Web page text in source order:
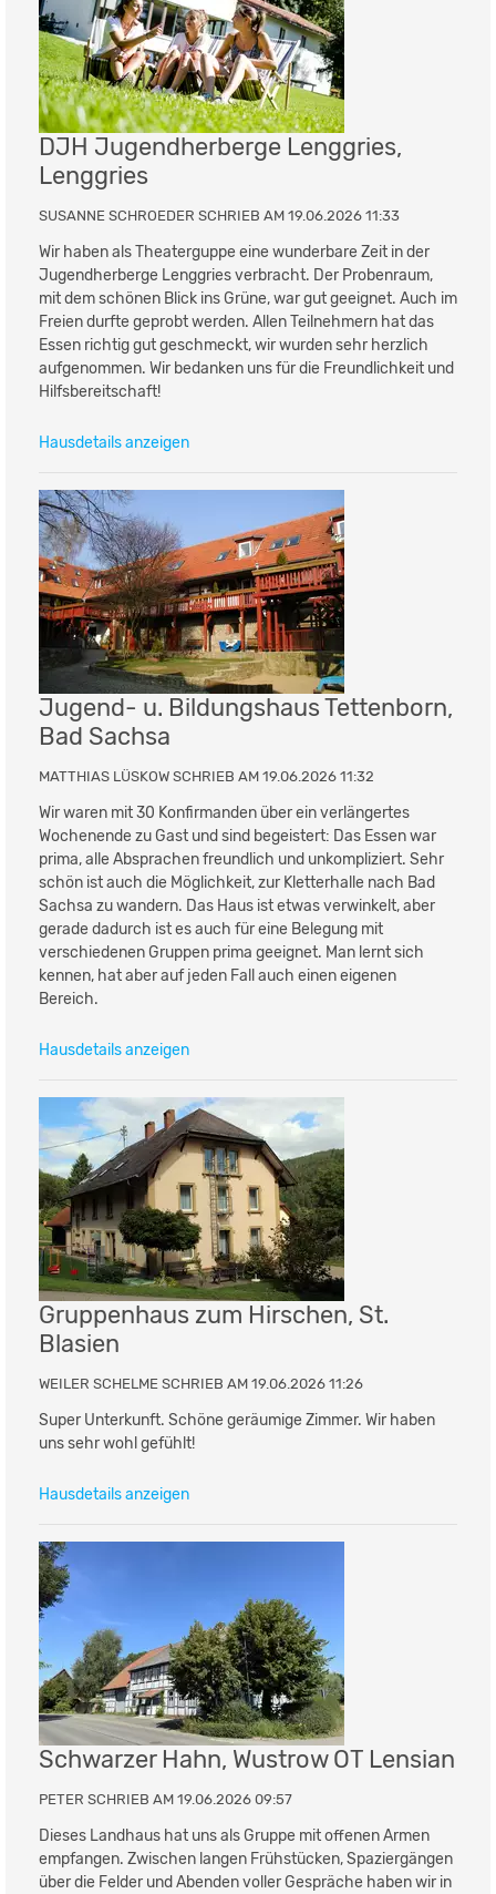
DJH Jugendherberge Lenggries,
Lenggries
SUSANNE SCHROEDER SCHRIEB AM 19.06.2026 11:33
Wir haben als Theaterguppe eine wunderbare Zeit in der
Jugendherberge Lenggries verbracht. Der Probenraum,
mit dem schönen Blick ins Grüne, war gut geeignet. Auch im
Freien durfte geprobt werden. Allen Teilnehmern hat das
Essen richtig gut geschmeckt, wir wurden sehr herzlich
aufgenommen. Wir bedanken uns für die Freundlichkeit und
Hilfsbereitschaft!
Hausdetails anzeigen
Jugend- u. Bildungshaus Tettenborn,
Bad Sachsa
MATTHIAS LÜSKOW SCHRIEB AM 19.06.2026 11:32
Wir waren mit 30 Konfirmanden über ein verlängertes
Wochenende zu Gast und sind begeistert: Das Essen war
prima, alle Absprachen freundlich und unkompliziert. Sehr
schön ist auch die Möglichkeit, zur Kletterhalle nach Bad
Sachsa zu wandern. Das Haus ist etwas verwinkelt, aber
gerade dadurch ist es auch für eine Belegung mit
verschiedenen Gruppen prima geeignet. Man lernt sich
kennen, hat aber auf jeden Fall auch einen eigenen
Bereich.
Hausdetails anzeigen
Gruppenhaus zum Hirschen, St.
Blasien
WEILER SCHELME SCHRIEB AM 19.06.2026 11:26
Super Unterkunft. Schöne geräumige Zimmer. Wir haben
uns sehr wohl gefühlt!
Hausdetails anzeigen
Schwarzer Hahn, Wustrow OT Lensian
PETER SCHRIEB AM 19.06.2026 09:57
Dieses Landhaus hat uns als Gruppe mit offenen Armen
empfangen. Zwischen langen Frühstücken, Spaziergängen
über die Felder und Abenden voller Gespräche haben wir in